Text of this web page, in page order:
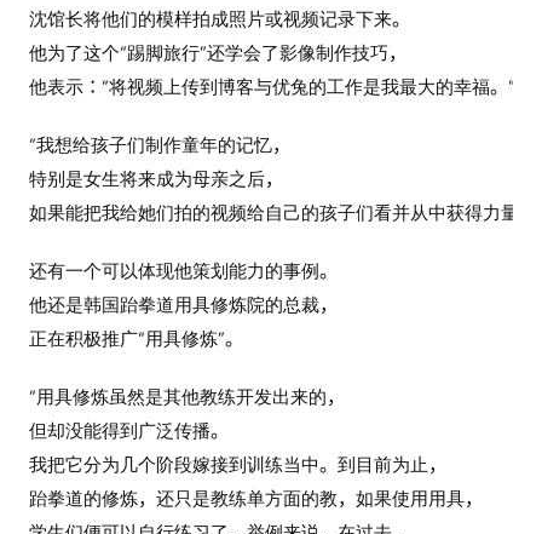
沈馆长将他们的模样拍成照片或视频记录下来。
他为了这个“踢脚旅行”还学会了影像制作技巧，
他表示：“将视频上传到博客与优兔的工作是我最大的幸福。”
“我想给孩子们制作童年的记忆，
特别是女生将来成为母亲之后，
如果能把我给她们拍的视频给自己的孩子们看并从中获得力量就
还有一个可以体现他策划能力的事例。
他还是韩国跆拳道用具修炼院的总裁，
正在积极推广“用具修炼”。
“用具修炼虽然是其他教练开发出来的，
但却没能得到广泛传播。
我把它分为几个阶段嫁接到训练当中。到目前为止，
跆拳道的修炼，还只是教练单方面的教，如果使用用具，